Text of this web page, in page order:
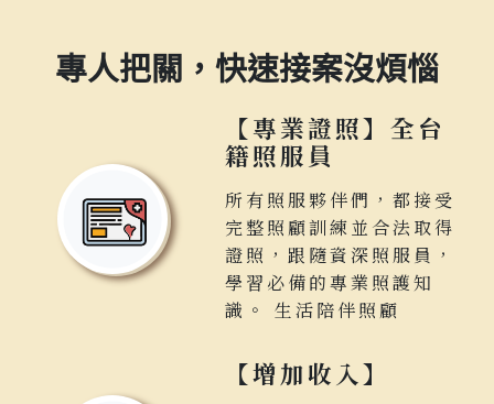
專人把關，快速接案沒煩惱
【專業證照】全台
籍照服員
所有照服夥伴們，都接受
完整照顧訓練並合法取得
證照，跟隨資深照服員，
學習必備的專業照護知
識。 生活陪伴照顧
【增加收入】